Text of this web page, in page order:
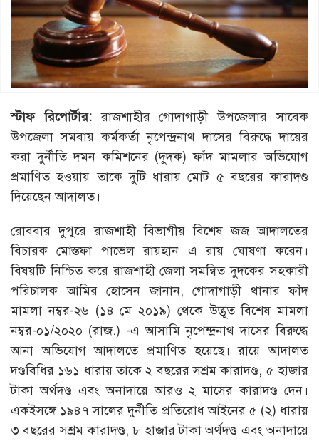
স্টাফ রিপোর্টার:রাজশাহীর গোদাগাড়ী উপজেলার সাবেক
উপজেলা সমবায় কর্মকর্তা নৃপেন্দ্রনাথ দাসের বিরুদ্ধে দায়ের
করা দুর্নীতি দমন কমিশনের (দুদক) ফাঁদ মামলার অভিযোগ
প্রমাণিত হওয়ায় তাকে দুটি ধারায় মোট ৫ বছরের কারাদণ্ড
দিয়েছেন আদালত।
রোববার দুপুরে রাজশাহী বিভাগীয় বিশেষ জজ আদালতের
বিচারক মোস্তফা পাভেল রায়হান এ রায় ঘোষণা করেন।
বিষয়টি নিশ্চিত করে রাজশাহী জেলা সমন্বিত দুদকের সহকারী
পরিচালক আমির হোসেন জানান, গোদাগাড়ী থানার ফাঁদ
মামলা নম্বর-২৬ (১৪ মে ২০১৯) থেকে উদ্ভূত বিশেষ মামলা
নম্বর-০১/২০২০ (রাজ.) -এ আসামি নৃপেন্দ্রনাথ দাসের বিরুদ্ধে
আনা অভিযোগ আদালতে প্রমাণিত হয়েছে। রায়ে আদালত
দণ্ডবিধির ১৬১ ধারায় তাকে ২ বছরের সশ্রম কারাদণ্ড, ৫ হাজার
টাকা অর্থদণ্ড এবং অনাদায়ে আরও ২ মাসের কারাদণ্ড দেন।
একইসঙ্গে ১৯৪৭ সালের দুর্নীতি প্রতিরোধ আইনের ৫ (২) ধারায়
৩ বছরের সশ্রম কারাদণ্ড, ৮ হাজার টাকা অর্থদণ্ড এবং অনাদায়ে